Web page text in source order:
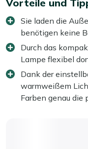
Vorteile und
Sie laden die
benötigen keine
Durch das
Lampe flexibel
Dank der
warmweißem
Farben genau die